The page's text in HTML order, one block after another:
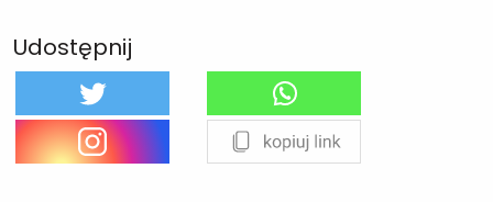
Udostępnij